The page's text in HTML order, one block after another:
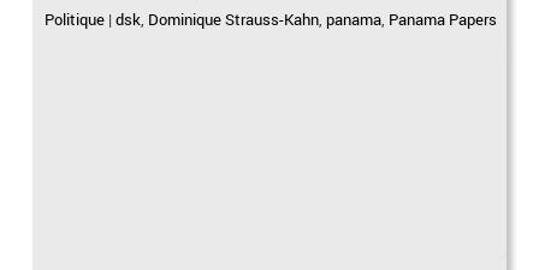
Politique |dsk, Dominique Strauss-Kahn, panama, Panama Papers